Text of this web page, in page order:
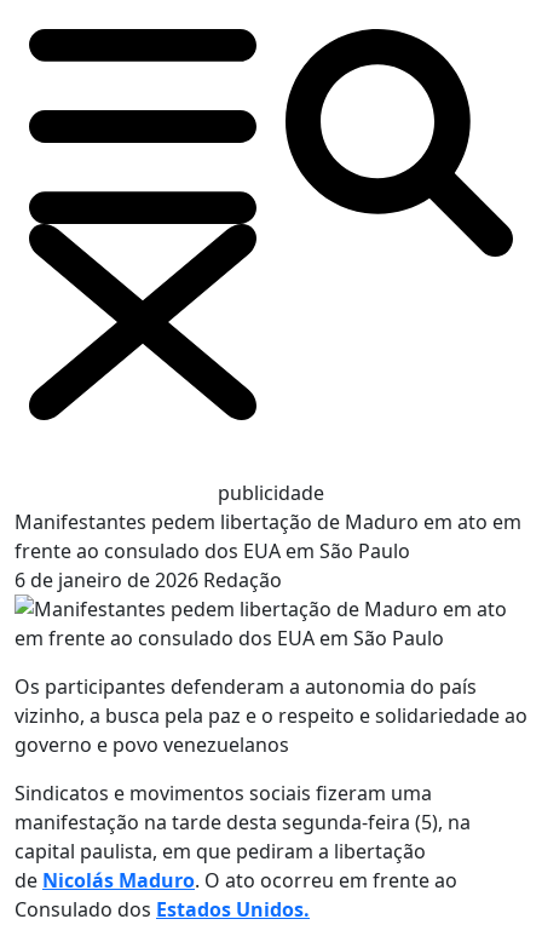
publicidade
Manifestantes pedem libertação de Maduro em ato em
frente ao consulado dos EUA em São Paulo
6 de janeiro de 2026 Redação
Os participantes defenderam a autonomia do país
vizinho, a busca pela paz e o respeito e solidariedade ao
governo e povo venezuelanos
Sindicatos e movimentos sociais fizeram uma
manifestação na tarde desta segunda-feira (5), na
capital paulista, em que pediram a libertação
de Nicolás Maduro. O ato ocorreu em frente ao
Consulado dos Estados Unidos.